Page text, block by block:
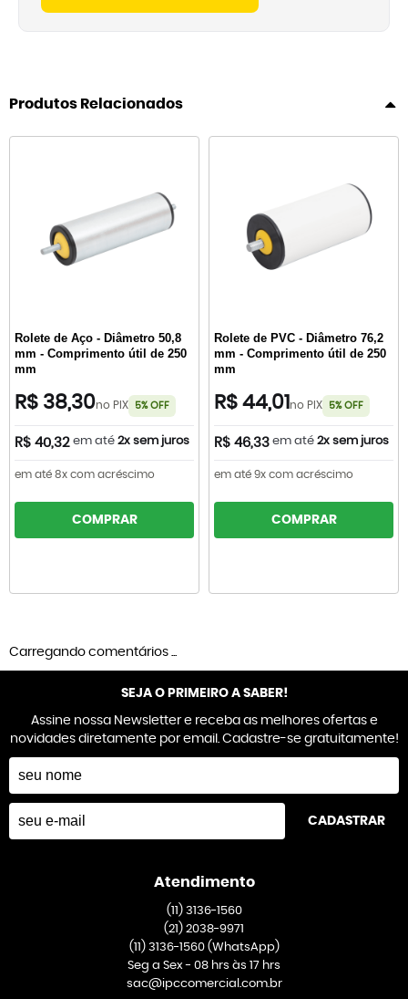
Produtos Relacionados
Rolete de Aço - Diâmetro 50,8
mm - Comprimento útil de 250
mm
R$ 38,30no PIX 5% OFF
R$ 40,32 em até 2x sem juros
em até 8x com acréscimo
COMPRAR
Rolete de PVC - Diâmetro 76,2
mm - Comprimento útil de 250
mm
R$ 44,01 no PIX 5% OFF
R$ 46,33 em até 2x sem juros
em até 9x com acréscimo
COMPRAR
Carregando comentários ...
SEJA O PRIMEIRO A SABER!
Assine nossa Newsletter e receba as melhores ofertas e
novidades diretamente por email. Cadastre-se gratuitamente!
CADASTRAR
Atendimento
(11)3136-1560
(21) 2038-9971
(11)3136-1560 (WhatsApp)
Seg a Sex - 08 hrs às 17 hrs
sac@ipccomercial.com.br